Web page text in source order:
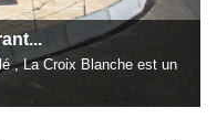
, La Croix Blanche est un